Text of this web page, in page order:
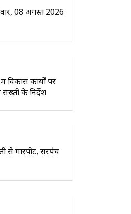
08 अगस्त 2026
कार्यों पर
के निर्देश
से मारपीट, सरपंच